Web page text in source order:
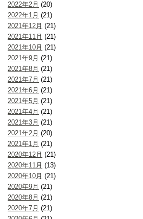
2022年2月 (20)
2022年1月 (21)
2021年12月 (21)
2021年11月 (21)
2021年10月 (21)
2021年9月 (21)
2021年8月 (21)
2021年7月 (21)
2021年6月 (21)
2021年5月 (21)
2021年4月 (21)
2021年3月 (21)
2021年2月 (20)
2021年1月 (21)
2020年12月 (21)
2020年11月 (13)
2020年10月 (21)
2020年9月 (21)
2020年8月 (21)
2020年7月 (21)